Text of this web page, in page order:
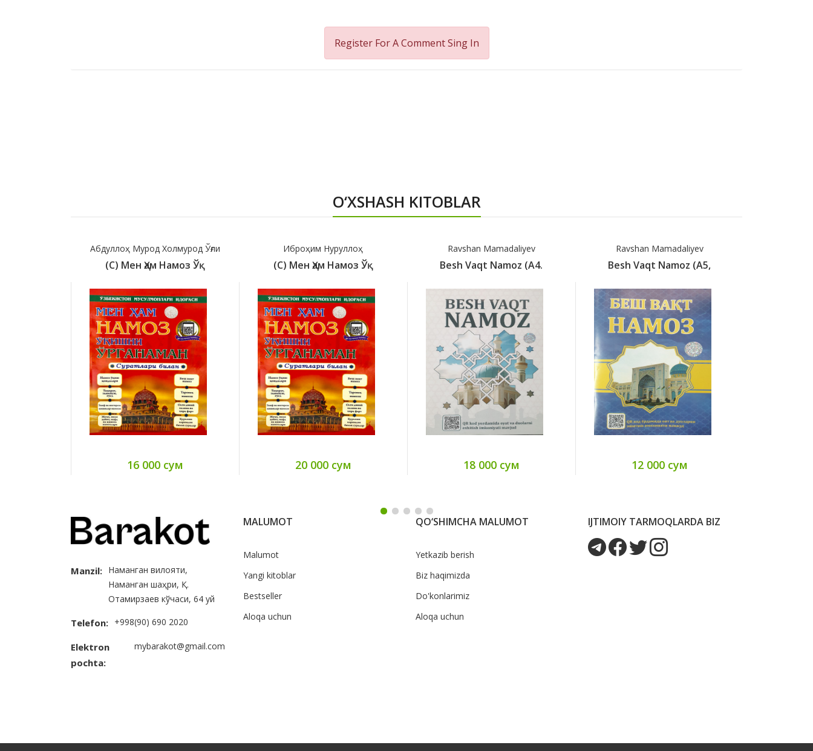
Register For A CommentSing In
O‘XSHASH KITOBLAR
Иброҳим Нуруллоҳ
(с) Мен Ҳам Намоз Ўқ
20 000 сум
Ravshan Mamadaliyev
Besh Vaqt Namoz (A4.
18 000 сум
Ravshan Mamadaliyev
Besh Vaqt Namoz (A5,
12 000 сум
Ravshan Mamadaliyev
Besh Vaqt Namoz. (A5
12 000 сум
Manzil: Наманган вилояти,
Наманган шаҳри, Қ.
Отамирзаев кўчаси, 64 уй
Telefon: +998(90) 690 2020
Elektron
pochta:
mybarakot@gmail.com
MALUMOT
Malumot
Yangi kitoblar
Bestseller
Aloqa uchun
QO‘SHIMCHA MALUMOT
Yetkazib berish
Biz haqimizda
Do'konlarimiz
Aloqa uchun
IJTIMOIY TARMOQLARDA BIZ